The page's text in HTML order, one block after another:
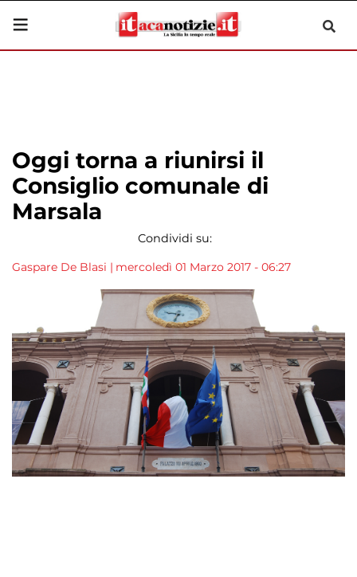
Oggi torna a riunirsi il
Consiglio comunale di
Marsala
Condividi su:
Gaspare De Blasi | mercoledì 01 Marzo 2017 - 06:27